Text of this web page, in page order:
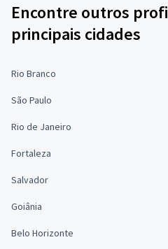
Encontre outros
principais cidades
Rio Branco
São Paulo
Rio de Janeiro
Fortaleza
Salvador
Goiânia
Belo Horizonte